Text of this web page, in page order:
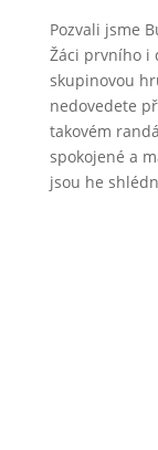
Pozvali jsme
Žáci prvního i
skupinovou
nedovedete
takovém
spokojené a
jsou he